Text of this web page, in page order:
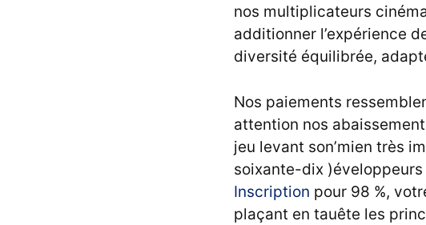
nos multiplicateurs
additionner l’expérience
diversité équilibrée,
Nos paiements
attention nos
jeu levant son’mien très
soixante-dix )éveloppeurs
Inscription pour 98 %,
plaçant en tauête les